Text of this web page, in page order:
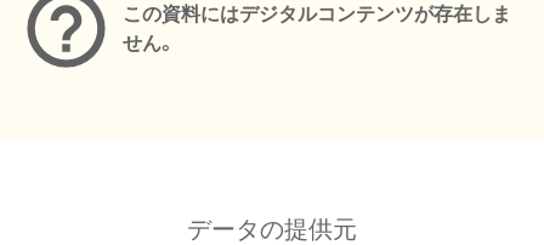
この資料にはデジタルコンテンツが存在しま
せん。
データの提供元